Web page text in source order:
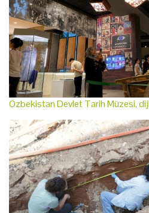
Özbekistan Devlet Tarih Müzesi,